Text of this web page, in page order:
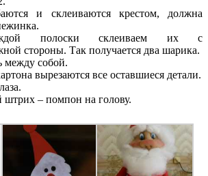
и склеиваются крестом, должна
полоски склеиваем их с
стороны. Так получается два шарика.
между собой.
вырезаются все оставшиеся детали.
– помпон на голову.